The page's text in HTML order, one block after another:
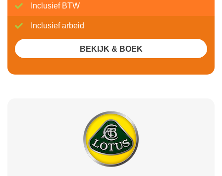
Inclusief BTW
Inclusief arbeid
BEKIJK & BOEK